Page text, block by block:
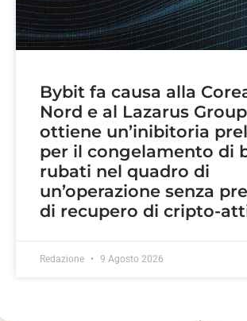
Bybit fa causa alla
Nord e al Lazarus
ottiene un’inibitoria
per il congelamento di
rubati nel quadro di
un’operazione senza
di recupero di cripto-
Redazione 9 Agosto 2026